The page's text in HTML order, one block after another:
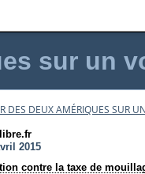
sur un
DES DEUX AMÉRIQUES SUR
2015
contre la taxe de